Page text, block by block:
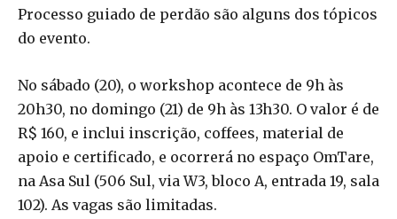
Processo guiado de perdão são alguns dos tópicos
do evento.
No sábado (20), o workshop acontece de 9h às
20h30, no domingo (21) de 9h às 13h30. O valor é de
R$ 160, e inclui inscrição, coffees, material de
apoio e certificado, e ocorrerá no espaço OmTare,
na Asa Sul (506 Sul, via W3, bloco A, entrada 19, sala
102). As vagas são limitadas.